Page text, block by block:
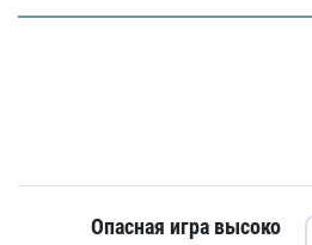
Опасная игра высоко